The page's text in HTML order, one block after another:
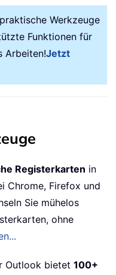
Werkzeuge
Funktionen für
Arbeiten!Jetzt
Registerkarten in
Chrome, Firefox und
Sie mühelos
ohne
Outlook bietet 100+